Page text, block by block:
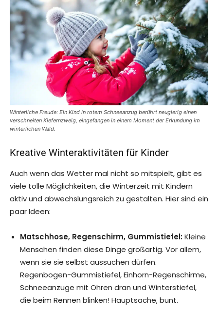
Winterliche Freude: Ein Kind in rotem Schneeanzug berührt neugierig einen
verschneiten Kiefernzweig, eingefangen in einem Moment der Erkundung im
winterlichen Wald.
Kreative Winteraktivitäten für Kinder
Auch wenn das Wetter mal nicht so mitspielt, gibt es
viele tolle Möglichkeiten, die Winterzeit mit Kindern
aktiv und abwechslungsreich zu gestalten. Hier sind ein
paar Ideen:
Matschhose, Regenschirm, Gummistiefel:Kleine
Menschen finden diese Dinge großartig. Vor allem,
wenn sie sie selbst aussuchen dürfen.
Regenbogen-Gummistiefel, Einhorn-Regenschirme,
Schneeanzüge mit Ohren dran und Winterstiefel,
die beim Rennen blinken! Hauptsache, bunt.